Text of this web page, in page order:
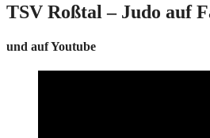
TSV Roßtal – Judo auf
und auf Youtube